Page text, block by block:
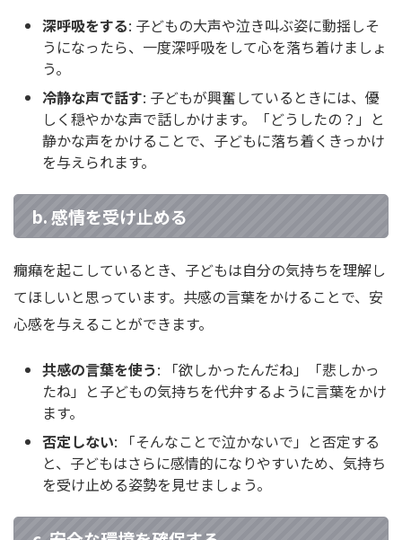
深呼吸をする: 子どもの大声や泣き叫ぶ姿に動揺しそ
うになったら、一度深呼吸をして心を落ち着けましょ
う。
冷静な声で話す: 子どもが興奮しているときには、優
しく穏やかな声で話しかけます。「どうしたの？」と
静かな声をかけることで、子どもに落ち着くきっかけ
を与えられます。
b. 感情を受け止める
癇癪を起こしているとき、子どもは自分の気持ちを理解し
てほしいと思っています。共感の言葉をかけることで、安
心感を与えることができます。
共感の言葉を使う: 「欲しかったんだね」「悲しかっ
たね」と子どもの気持ちを代弁するように言葉をかけ
ます。
否定しない: 「そんなことで泣かないで」と否定する
と、子どもはさらに感情的になりやすいため、気持ち
を受け止める姿勢を見せましょう。